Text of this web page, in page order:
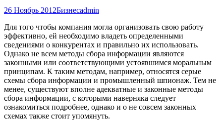
26 Ноябрь 2012Бизнесadmin
Для того чтобы компания могла организовать свою работу
эффективно, ей необходимо владеть определенными
сведениями о конкурентах и правильно их использовать.
Однако не всем методы сбора информации являются
законными или соответствующими устоявшимся моральным
принципам. К таким методам, например, относятся серые
схемы сбора информации и промышленный шпионаж. Тем не
менее, существуют вполне адекватные и законные методы
сбора информации, с которыми наверняка следует
ознакомиться подробнее, однако и о не совсем законных
схемах также стоит упомянуть.